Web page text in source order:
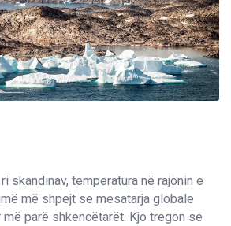
skandinav, temperatura në rajonin e
më shpejt se mesatarja globale
parë shkencëtarët. Kjo tregon se